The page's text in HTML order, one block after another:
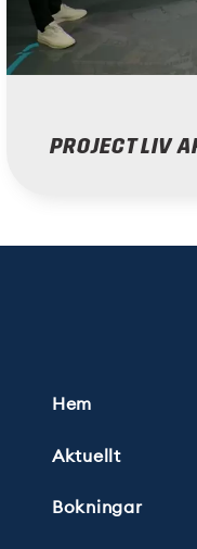
PROJECT LIV
Hem
Aktuellt
Bokningar